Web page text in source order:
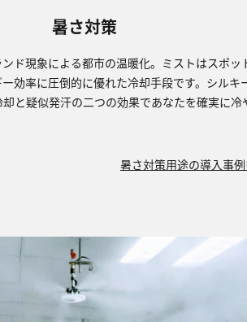
暑さ対策
ド現象による都市の温暖化。ミストはスポッ
効率に圧倒的に優れた冷却手段です。シルキ
と疑似発汗の二つの効果であなたを確実に冷
暑さ対策用途の導入事